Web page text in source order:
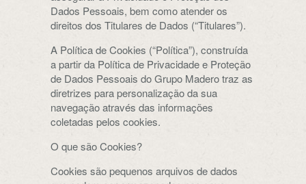
Dados Pessoais, bem como atender os
direitos dos Titulares de Dados (“Titulares”).
A Política de Cookies (“Política”), construída
a partir da Política de Privacidade e Proteção
de Dados Pessoais do Grupo Madero traz as
diretrizes para personalização da sua
navegação através das informações
coletadas pelos cookies.
O que são Cookies?
Cookies são pequenos arquivos de dados